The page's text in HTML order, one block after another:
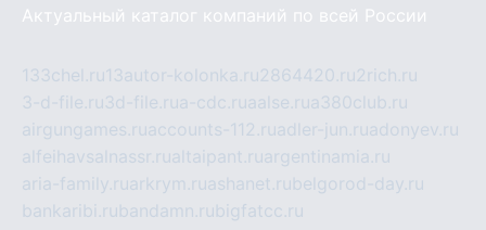
Актуальный каталог компаний по всей России
133chel.ru13autor-kolonka.ru2864420.ru2rich.ru
3-d-file.ru3d-file.rua-cdc.ruaalse.rua380club.ru
airgungames.ruaccounts-112.ruadler-jun.ruadonyev.ru
alfeihavsalnassr.rualtaipant.ruargentinamia.ru
aria-family.ruarkrym.ruashanet.rubelgorod-day.ru
bankaribi.rubandamn.rubigfatcc.ru